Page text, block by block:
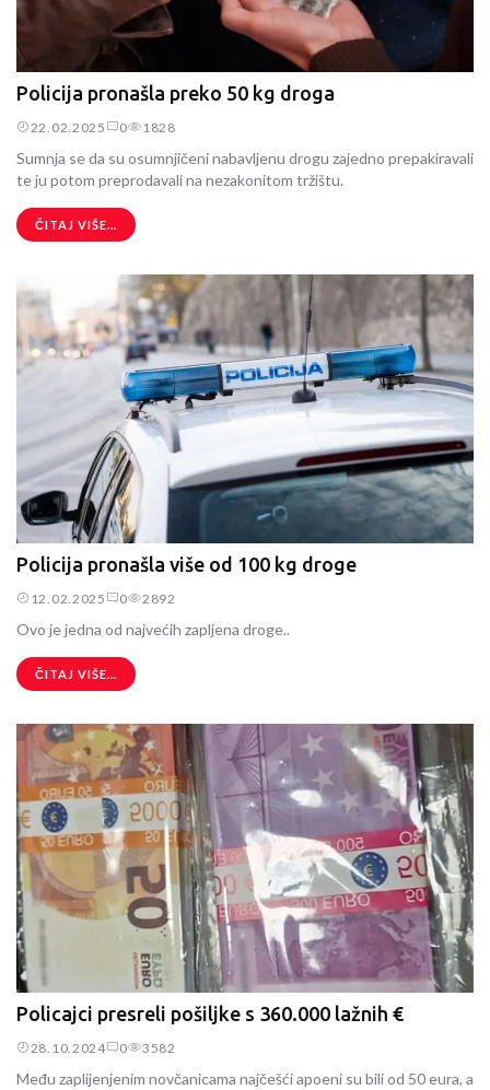
Policija pronašla preko 50 kg droga
22.02.2025 0 1828
Sumnja se da su osumnjičeni nabavljenu drogu zajedno prepakiravali
te ju potom preprodavali na nezakonitom tržištu.
ČITAJ VIŠE...
Policija pronašla više od 100 kg droge
12.02.2025 0 2892
Ovo je jedna od najvećih zapljena droge..
ČITAJ VIŠE...
Policajci presreli pošiljke s 360.000 lažnih €
28.10.2024 0 3582
Među zaplijenjenim novčanicama najčešći apoeni su bili od 50 eura, a